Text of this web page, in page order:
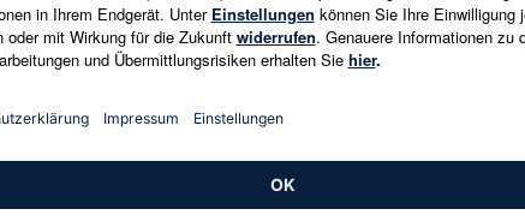
Es gelten die Datenschutzrichtlinien